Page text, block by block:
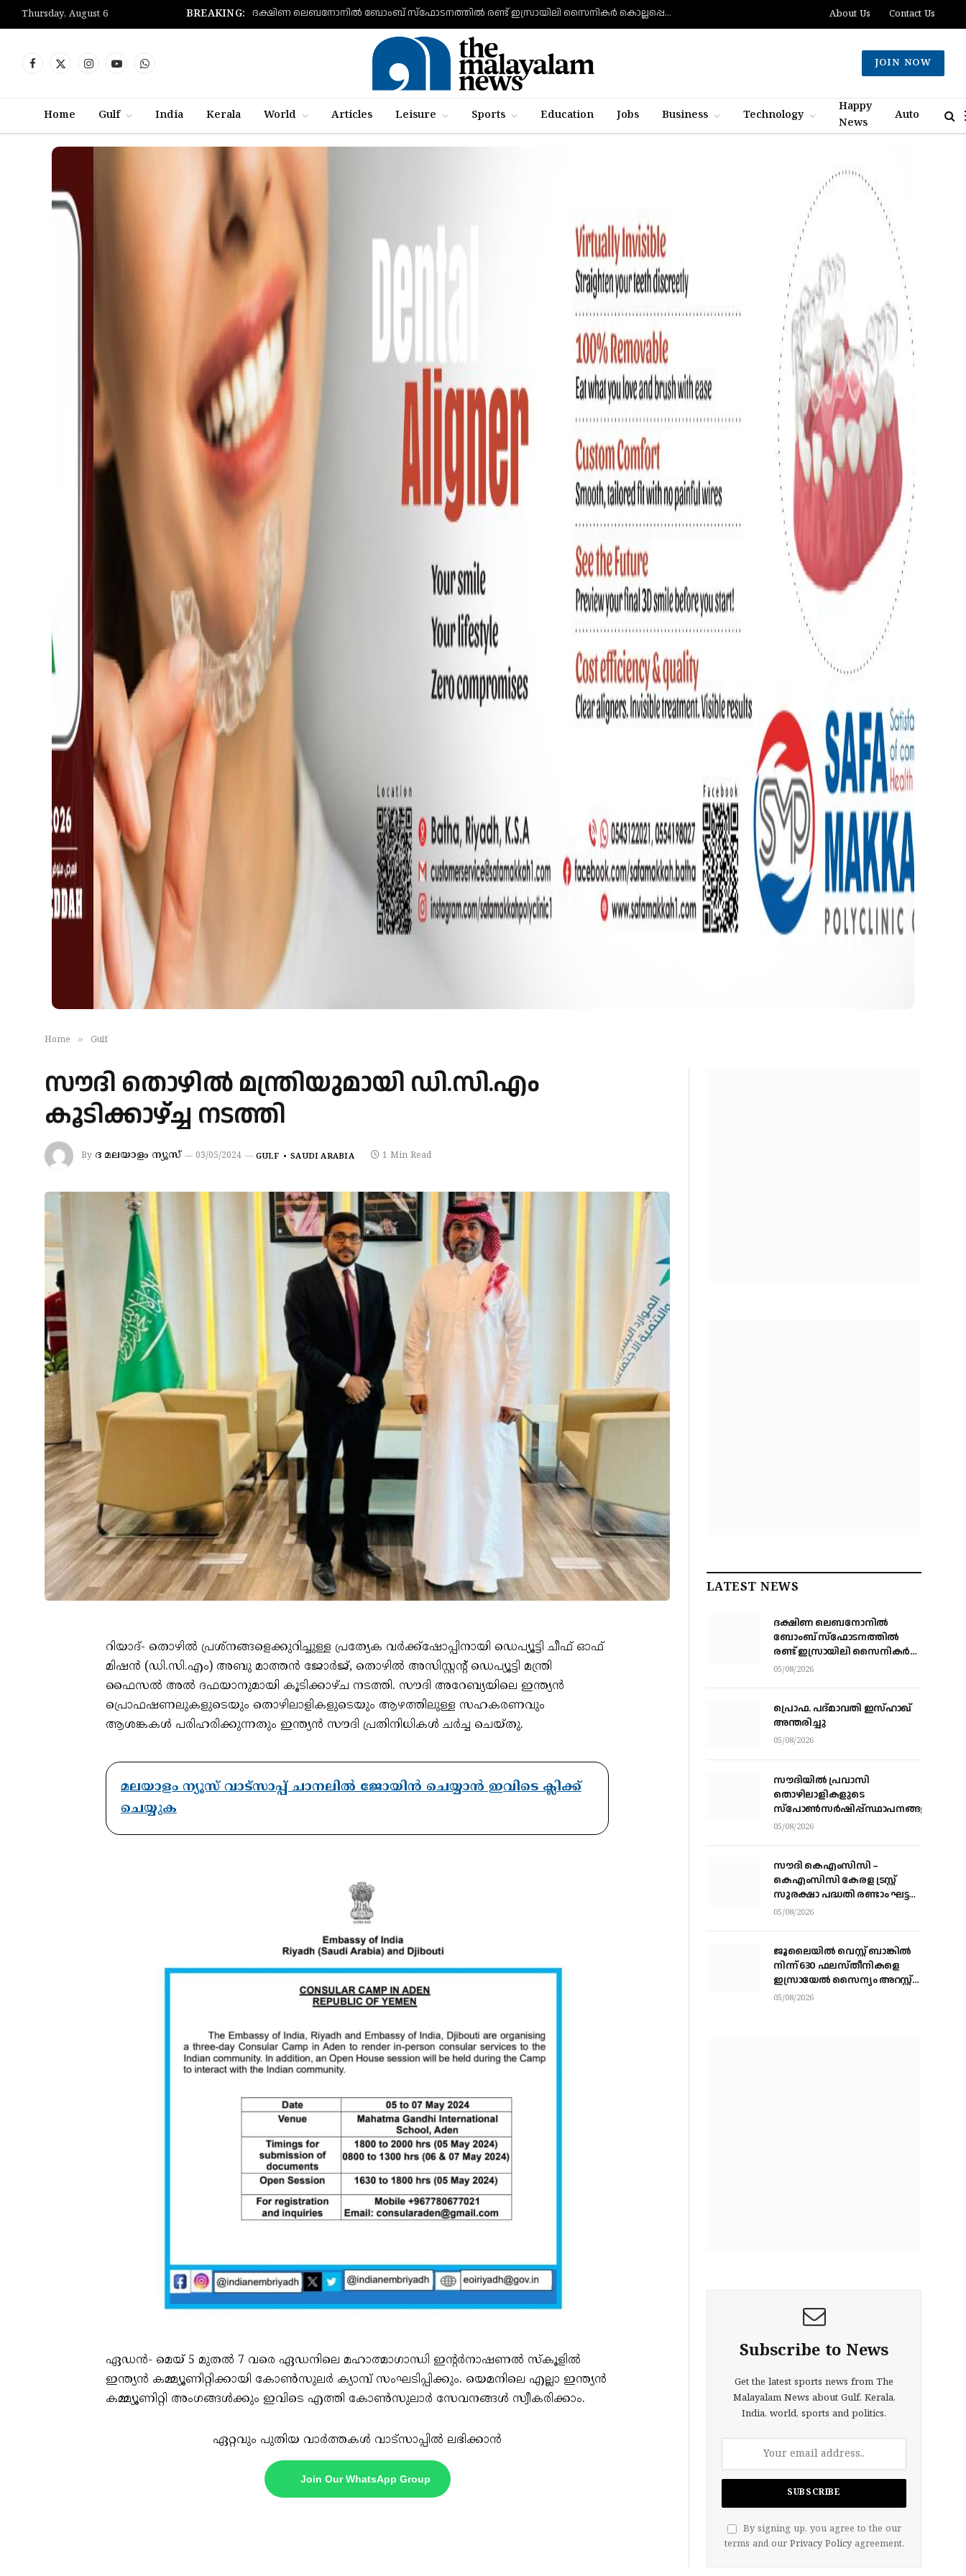
Thursday, August 6 BREAKING: ദക്ഷിണ ലെബനോനില്‍ ബോംബ് സ്‌ഫോടനത്തില്‍ രണ്ട് ഇസ്രായിലി സൈനികര്‍ കൊല്ലപ്പെട്ടു; ഏഴുപേര്‍ക്ക് പരിക്ക് About Us Contact Us
Facebook
X
InstagramYouTubeWhatsApp
JOIN NOW
Home Gulf India Kerala World Articles Leisure Sports Education Jobs Business Technology
Happy
News
Auto
Home » Gulf
സൗദി തൊഴിൽ മന്ത്രിയുമായി ഡി.സി.എം
കൂടിക്കാഴ്ച്ച നടത്തി
By ദ മലയാളം ന്യൂസ് 03/05/2024 GULF SAUDI ARABIA 1 Min Read
റിയാദ്- തൊഴിൽ പ്രശ്‌നങ്ങളെക്കുറിച്ചുള്ള പ്രത്യേക വർക്ക്‌ഷോപ്പിനായി ഡെപ്യൂട്ടി ചീഫ് ഓഫ്
മിഷൻ (ഡി.സി.എം) അബു മാത്തൻ ജോർജ്, തൊഴിൽ അസിസ്റ്റൻ്റ് ഡെപ്യൂട്ടി മന്ത്രി
ഫൈസൽ അൽ ദഫയാനുമായി കൂടിക്കാഴ്ച നടത്തി. സൗദി അറേബ്യയിലെ ഇന്ത്യൻ
പ്രൊഫഷണലുകളുടെയും തൊഴിലാളികളുടെയും ആഴത്തിലുള്ള സഹകരണവും
ആശങ്കകൾ പരിഹരിക്കുന്നതും ഇന്ത്യൻ സൗദി പ്രതിനിധികൾ ചർച്ച ചെയ്തു.
മലയാളം ന്യൂസ് വാട്സാപ്പ് ചാനലിൽ ജോയിൻ ചെയ്യാൻ ഇവിടെ ക്ലിക്ക്
ചെയ്യുക
ഏഡൻ- മെയ് 5 മുതൽ 7 വരെ ഏഡനിലെ മഹാത്മാഗാന്ധി ഇൻ്റർനാഷണൽ സ്‌കൂളിൽ
ഇന്ത്യൻ കമ്മ്യൂണിറ്റിക്കായി കോൺസുലർ ക്യാമ്പ് സംഘടിപ്പിക്കും. യെമനിലെ എല്ലാ ഇന്ത്യൻ
കമ്മ്യൂണിറ്റി അംഗങ്ങൾക്കും ഇവിടെ എത്തി കോൺസുലാർ സേവനങ്ങൾ സ്വീകരിക്കാം.
ഏറ്റവും പുതിയ വാർത്തകൾ വാട്സാപ്പിൽ ലഭിക്കാൻ
Join Our WhatsApp Group
LATEST NEWS
ദക്ഷിണ ലെബനോനില്‍
ബോംബ് സ്‌ഫോടനത്തില്‍
രണ്ട് ഇസ്രായിലി സൈനികര്‍
കൊല്ലപ്പെട്ടു; ഏഴുപേര്‍ക്ക്
05/08/2026
പ്രൊഫ. പദ്മാവതി ഇസ്ഹാഖ്
അന്തരിച്ചു
05/08/2026
സൗദിയില്‍ പ്രവാസി
തൊഴിലാളികളുടെ
സ്‌പോണ്‍സര്‍ഷിപ്പ്സ്ഥാപനങ്ങളില്‍
നിന്ന് വ്യക്തികളിലേക്ക് മാറ്റാന്‍
05/08/2026
സൗദി കെഎംസിസി –
കെഎംസിസി കേരള ട്രസ്റ്റ്
സുരക്ഷാ പദ്ധതി രണ്ടാം ഘട്ട
ആനുകൂല്യ വിതരണം
05/08/2026
ജൂലൈയില്‍ വെസ്റ്റ് ബാങ്കില്‍
നിന്ന് 630 ഫലസ്തീനികളെ
ഇസ്രായേല്‍ സൈന്യം അറസ്റ്റ്
ചെയ്തു
05/08/2026
Subscribe to News
Get the latest sports news from The
Malayalam News about Gulf, Kerala,
India, world, sports and politics.
By signing up, you agree to the our
terms and our Privacy Policyagreement.